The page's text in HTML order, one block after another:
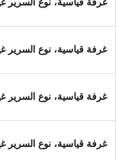
غرفة قياسية، نوع السرير
غرفة قياسية، نوع السرير
غرفة قياسية، نوع السرير